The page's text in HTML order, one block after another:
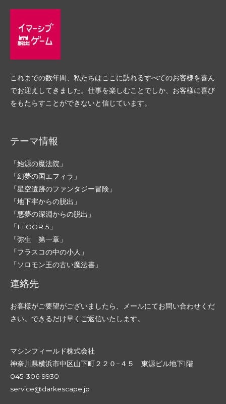
これまでの数年間、私たちはここに訪れるすべてのお客様を喜ん
でお迎えしてきました。仕事を楽しむことでしか、お客様に喜び
をもたらすことができないと信じています。
テーマ情報
「始源の魔法院」
「幻夢の国エフィラ」
「星空遺跡のファンタジー冒険」
「地下牢からの脱出」
「悪夢の深淵からの脱出」
「FLOOR 5」
「弥生 第一章」
「フラスコの中の小人」
「ソロモン王の古い魔法書」
連絡先
お客様がご要望がございましたら、メールにてお問い合わせくだ
さい。できるだけ早くご返信いたします。
マシンフィールド株式会社
神奈川県横浜市中区山下町２２０−４５ 東源ビル地下1階
045-306-9930
service@darkescape.jp​